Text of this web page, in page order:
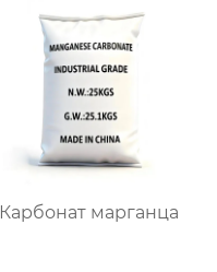
Карбонат марганца